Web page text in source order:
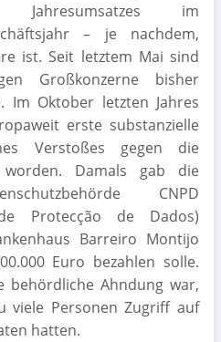
Jahresumsatzes im
– je nachdem,
ist. Seit letztem Mai sind
Großkonzerne bisher
Im Oktober letzten Jahres
erste substanzielle
Verstoßes gegen die
Damals gab die
CNPD
Protecção de Dados)
Barreiro Montijo
Euro bezahlen solle.
Ahndung war,
viele Personen Zugriff auf
hatten.